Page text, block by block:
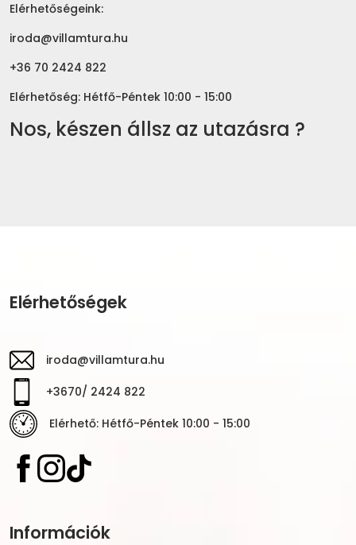
Elérhetőségeink:
iroda@villamtura.hu
+36 70 2424 822
Elérhetőség: Hétfő-Péntek 10:00 - 15:00
Nos, készen állsz az utazásra ?
Elérhetőségek
iroda@villamtura.hu
+3670/ 2424 822
Elérhető: Hétfő-Péntek 10:00 - 15:00
Információk